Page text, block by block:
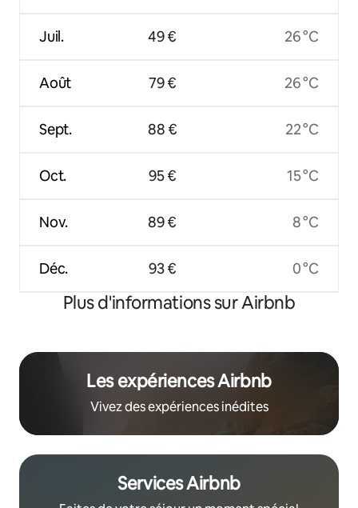
Juil.
Août
Sept.
Oct.
Nov.
Déc.
49 €
79 €
88 €
95 €
89 €
93 €
26 °C
26 °C
22 °C
15 °C
8 °C
0 °C
Plus d'informations sur Airbnb
Les expériences Airbnb
Vivez des expériences inédites
Services Airbnb